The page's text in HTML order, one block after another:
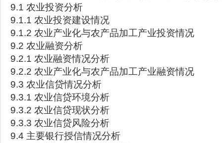
9.1 农业投资分析
9.1.1 农业投资建设情况
9.1.2 农业产业化与农产品加工产业投资情况
9.2 农业融资分析
9.2.1 农业融资情况分析
9.2.2 农业产业化与农产品加工产业融资情况
9.3 农业信贷情况分析
9.3.1 农业信贷环境分析
9.3.2 农业信贷现状分析
9.3.3 农业信贷风险分析
9.4 主要银行授信情况分析